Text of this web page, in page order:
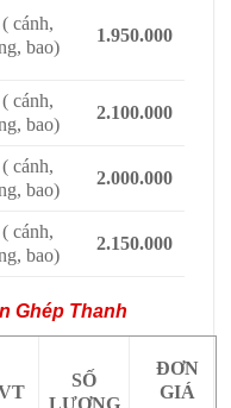
cánh,
bao)
1.950.000
cánh,
bao)
2.100.000
cánh,
bao)
2.000.000
cánh,
bao)
2.150.000
Ghép Thanh
SỐ
ĐƠN
GIÁ